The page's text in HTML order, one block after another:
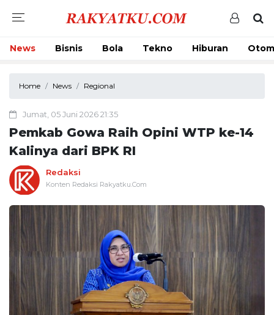
News Bisnis Bola Tekno Hiburan
Home News Regional
Jumat, 05 Juni 2026 21:35
Pemkab Gowa Raih Opini WTP ke-14
Kalinya dari BPK RI
Redaksi
Konten Redaksi Rakyatku.Com